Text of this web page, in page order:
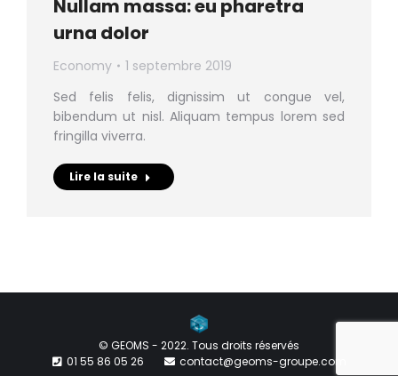
Nullam massa: eu pharetra
urna dolor
Economy
1 septembre 2019
Sed felis felis, dignissim ut congue vel,
bibendum ut nisl. Aliquam tempus lorem sed
fringilla viverra.
Lire la suite
© GEOMS - 2022. Tous droits réservés
01 55 86 05 26
contact@geoms-groupe.com